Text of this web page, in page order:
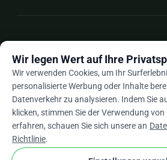
Dearrow_drop_down
★★★★★4,9 / 5 basierend auf
Wir legen Wert auf Ihre
Wir verwenden Cookies, um Ihr
personalisierte Werbung oder Inhalte
Datenverkehr zu analysieren. Indem Sie
klicken, stimmen Sie der Verwendung
erfahren, schauen Sie sich unsere an
Richtlinie.